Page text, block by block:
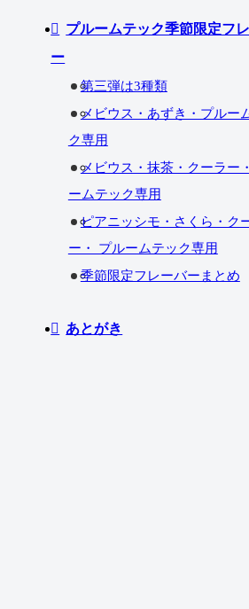
プルームテック季節限定フ
ー
第三弾は3種類
メビウス・あずき・プルー
ク専用
メビウス・抹茶・クーラー
ームテック専用
ピアニッシモ・さくら・ク
ー・ プルームテック専用
季節限定フレーバーまとめ
あとがき